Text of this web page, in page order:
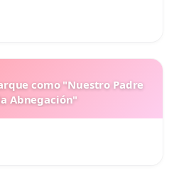
como "Nuestro Padre
Abnegación"